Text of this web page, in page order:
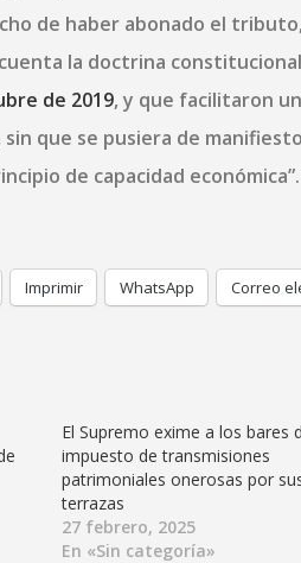
de haber abonado el
la doctrina
de 2019, y que facilitaron
sin que se pusiera de
de capacidad económica”.
Imprimir WhatsApp Correo
El Supremo exime a los bares
impuesto de transmisiones
patrimoniales onerosas por
terrazas
27 febrero, 2025
En «Sin categoría»